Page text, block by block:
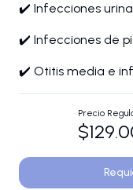
✔️ Infecciones
✔️ Infecciones de
✔️ Otitis media e
Precio